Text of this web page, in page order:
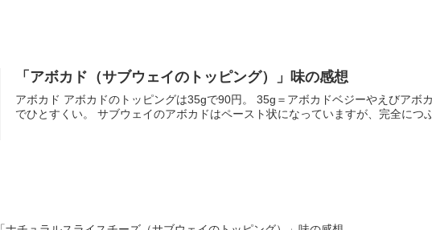
「アボカド（サブウェイのトッピング）」味の感想
アボカド アボカドのトッピングは35gで90円。 35g＝アボカドベジーやえびア
でひとすくい。 サブウェイのアボカドはペースト状になっていますが、完全につ